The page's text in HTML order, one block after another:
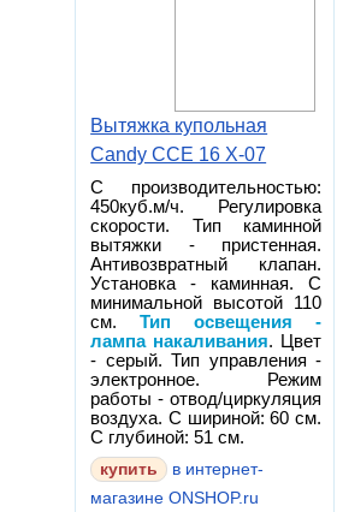
Вытяжка купольная
Candy CCE 16 X-07
С производительностью:
450куб.м/ч. Регулировка
скорости. Тип каминной
вытяжки - пристенная.
Антивозвратный клапан.
Установка - каминная. С
минимальной высотой 110
см.Тип освещения -
лампа накаливания. Цвет
- серый. Тип управления -
электронное. Режим
работы - отвод/циркуляция
воздуха. С шириной: 60 см.
С глубиной: 51 см.
в интернет-
магазине ONSHOP.ru